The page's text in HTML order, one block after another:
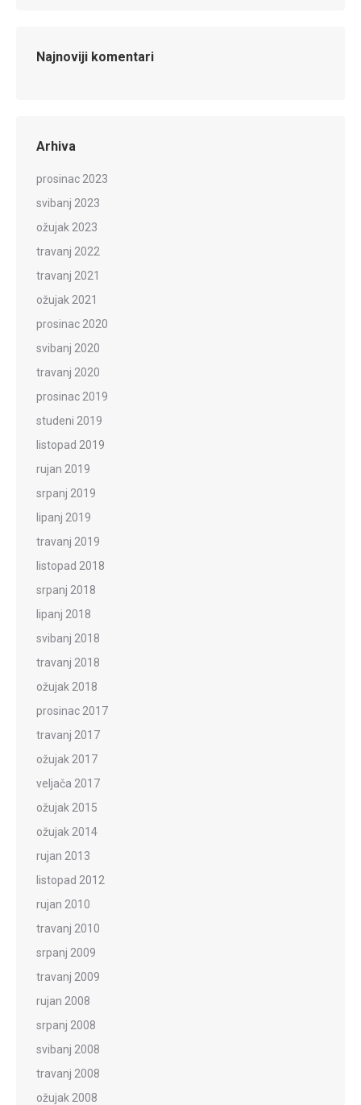
Najnoviji komentari
Arhiva
prosinac 2023
svibanj 2023
ožujak 2023
travanj 2022
travanj 2021
ožujak 2021
prosinac 2020
svibanj 2020
travanj 2020
prosinac 2019
studeni 2019
listopad 2019
rujan 2019
srpanj 2019
lipanj 2019
travanj 2019
listopad 2018
srpanj 2018
lipanj 2018
svibanj 2018
travanj 2018
ožujak 2018
prosinac 2017
travanj 2017
ožujak 2017
veljača 2017
ožujak 2015
ožujak 2014
rujan 2013
listopad 2012
rujan 2010
travanj 2010
srpanj 2009
travanj 2009
rujan 2008
srpanj 2008
svibanj 2008
travanj 2008
ožujak 2008